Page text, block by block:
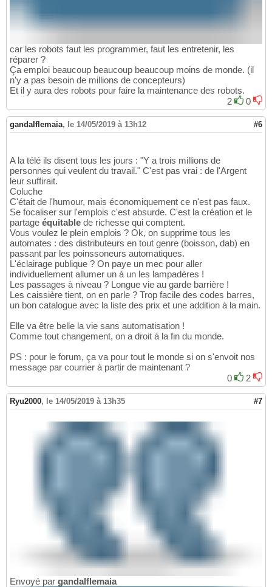
car les robots faut les programmer, faut les entretenir, les
réparer ?
Ça emploi beaucoup beaucoup beaucoup moins de monde. (il
n'y a pas besoin de millions de concepteurs)
Et il y aura des robots pour faire la maintenance des robots.
2
0
gandalflemaia, le 14/05/2019 à 13h12 #6
A la télé ils disent tous les jours : "Y a trois millions de
personnes qui veulent du travail." C'est pas vrai : de l'Argent
leur suffirait.
Coluche
C'était de l'humour, mais économiquement ce n'est pas faux.
Se focaliser sur l'emplois c'est absurde. C'est la création et le
partage équitable de richesse qui comptent.
Vous voulez le plein emplois ? Ok, on supprime tous les
automates : des distributeurs en tout genre (boisson, dab) en
passant par les poinssoneurs automatiques.
L'éclairage publique ? On paye un mec pour aller
individuellement allumer un à un les lampadères !
Les passages à niveau ? Longue vie au garde barrière !
Les caissière tient, on en parle ? Trop facile des codes barres,
un bon catalogue avec la liste des prix et une addition à la main.
Elle va être belle la vie sans automatisation !
Comme tout changement, on a droit à la fin du monde.
PS : pour le forum, ça va pour tout le monde si on s'envoit nos
message par courrier à partir de maintenant ?
0
2
Ryu2000, le 14/05/2019 à 13h35 #7
Envoyé par gandalflemaia